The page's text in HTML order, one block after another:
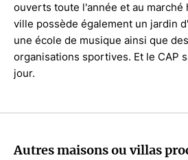
ouverts toute l'année et au marché
ville possède également un jardin
une école de musique ainsi que
organisations sportives. Et le CAP
jour.
Autres maisons ou villas